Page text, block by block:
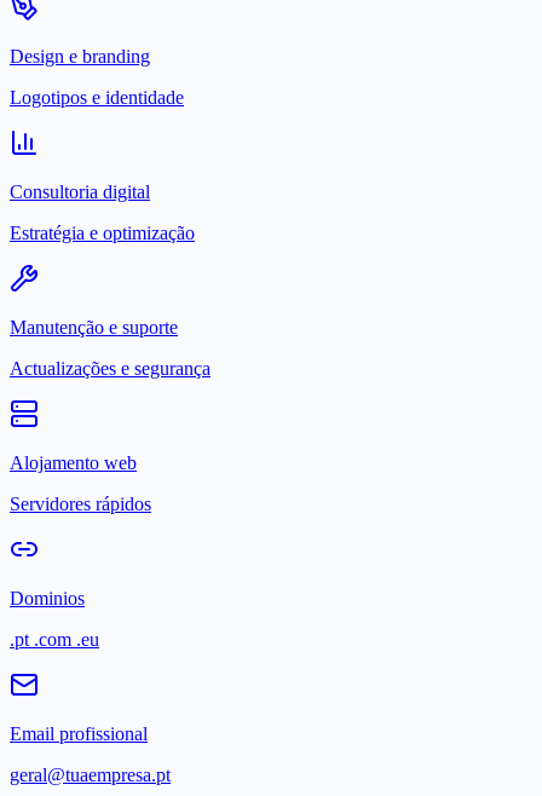
Design e branding
Logotipos e identidade
Consultoria digital
Estratégia e optimização
Manutenção e suporte
Actualizações e segurança
Alojamento web
Servidores rápidos
Dominios
.pt .com .eu
Email profissional
geral@tuaempresa.pt